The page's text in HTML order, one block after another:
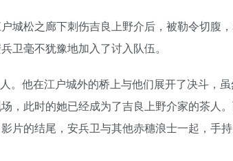
城松之廊下刺伤吉良上野介后，被勒令切腹
卫毫不犹豫地加入了讨入队伍。
。他在江户城外的桥上与他们展开了决斗，
，此时的她已经成为了吉良上野介家的茶人
片的结尾，安兵卫与其他赤穗浪士一起，手